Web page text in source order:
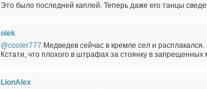
Это было последней каплей. Теперь даже его танцы
olek
@cooler777 Медведев сейчас в кремле сел и расплакался.
Кстати, что плохого в штрафах за стоянку в запрещенных
LionAlex